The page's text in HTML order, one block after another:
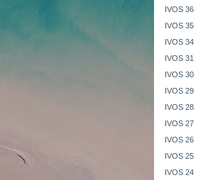
IVOS 36
IVOS 35
IVOS 34
IVOS 31
IVOS 30
IVOS 29
IVOS 28
IVOS 27
IVOS 26
IVOS 25
IVOS 24